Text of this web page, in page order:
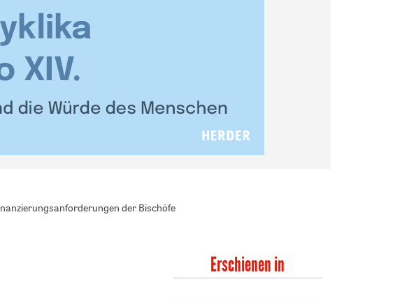
der Bischöfe
Erschienen in